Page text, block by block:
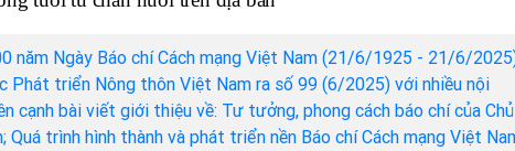
năm Ngày Báo chí Cách mạng Việt Nam (21/6/1925 - 21/6/
Phát triển Nông thôn Việt Nam ra số 99 (6/2025) với nhiều nội
cạnh bài viết giới thiệu về: Tư tưởng, phong cách báo chí của Chủ
Quá trình hình thành và phát triển nền Báo chí Cách mạng Việt